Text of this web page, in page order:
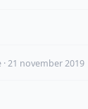
21 november 2019